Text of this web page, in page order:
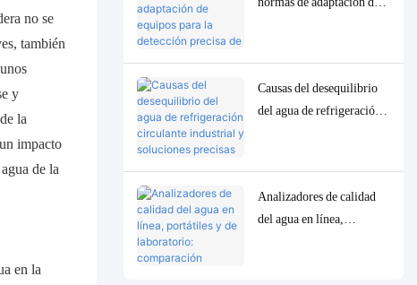
no se
también
y
la
impacto
de la
traza de baja
concentración en la
calidad del agua.
Causas del desequilibrio
del agua de refrigeración
control y monitorización.
Analizadores de calidad
del agua en línea,